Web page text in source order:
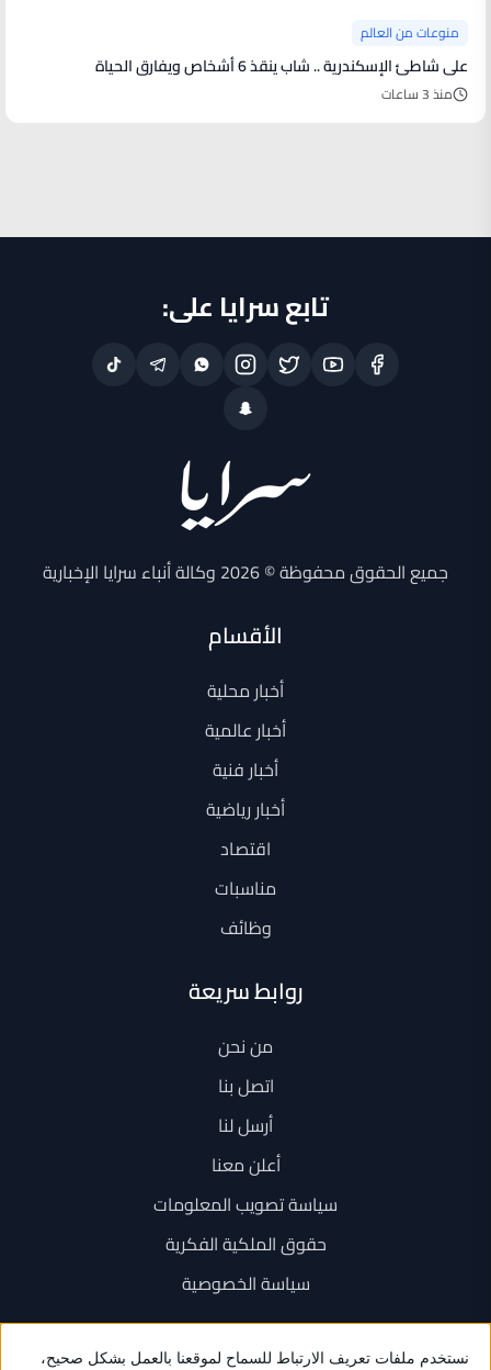
منوعات من العالم
على شاطئ الإسكندرية .. شاب ينقذ 6 أشخاص ويفارق الحياة
منذ 3 ساعات
تابع سرايا على:
جميع الحقوق محفوظة © 2026 وكالة أنباء سرايا الإخبارية
الأقسام
أخبار محلية
أخبار عالمية
أخبار فنية
أخبار رياضية
اقتصاد
مناسبات
وظائف
روابط سريعة
من نحن
اتصل بنا
أرسل لنا
أعلن معنا
سياسة تصويب المعلومات
حقوق الملكية الفكرية
سياسة الخصوصية
اتصل بنا